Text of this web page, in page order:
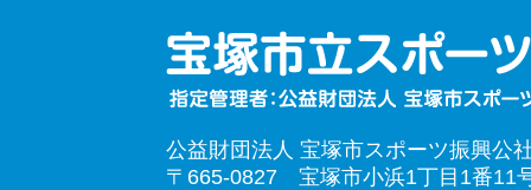
公益財団法人 宝塚市スポーツ振興公
〒665-0827 宝塚市小浜1丁目1番11